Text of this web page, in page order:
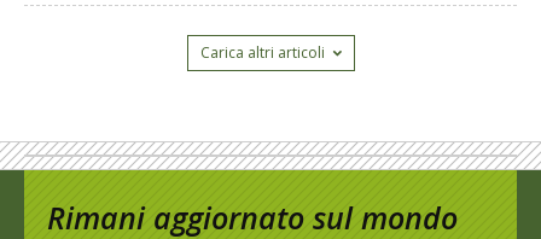
Carica altri articoli
Rimani aggiornato sul mondo